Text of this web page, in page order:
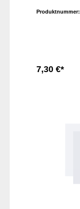
Produktnummer:
7,30 €*